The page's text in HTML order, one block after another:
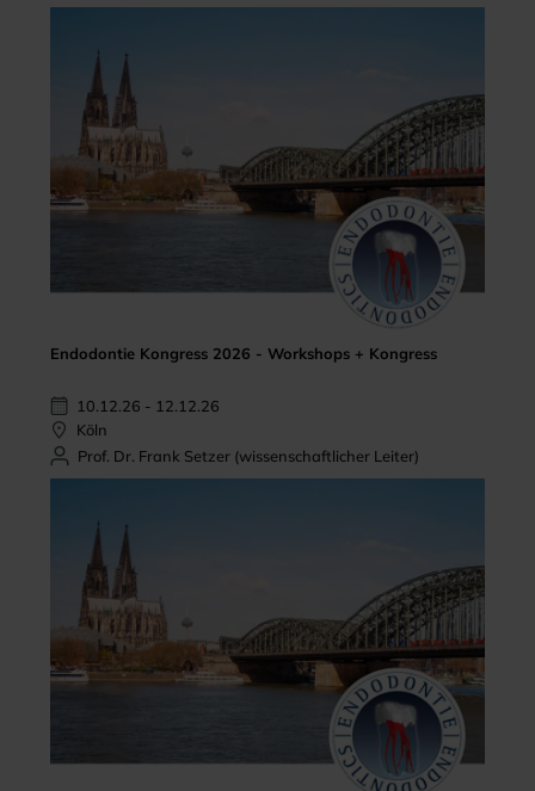
Endodontie Kongress 2026 - Workshops + Kongress
10.12.26 - 12.12.26
Köln
Prof. Dr. Frank Setzer (wissenschaftlicher Leiter)